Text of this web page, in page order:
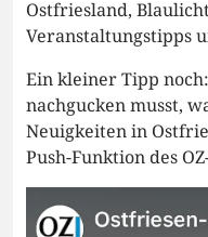
Ostfriesland,
Veranstaltungstipps
Ein kleiner Tipp
nachgucken musst,
Neuigkeiten in
Push-Funktion des